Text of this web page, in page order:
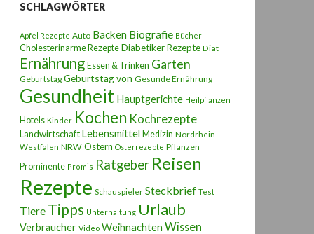
SCHLAGWÖRTER
Apfel Rezepte Auto Backen Biografie Bücher
Cholesterinarme Rezepte Diabetiker Rezepte Diät
Ernährung Essen & Trinken Garten
Geburtstag Geburtstag von Gesunde Ernährung
Gesundheit Hauptgerichte Heilpflanzen
Hotels Kinder Kochen Kochrezepte
LandwirtschaftLebensmittel Medizin Nordrhein-
Westfalen NRW Ostern Osterrezepte Pflanzen
Prominente Promis Ratgeber Reisen
Rezepte Schauspieler Steckbrief Test
Tiere Tipps Unterhaltung Urlaub
Verbraucher Video Weihnachten Wissen